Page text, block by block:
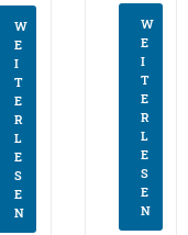
W
E
I
T
E
R
L
E
S
E
N
W
E
I
T
E
R
L
E
S
E
N